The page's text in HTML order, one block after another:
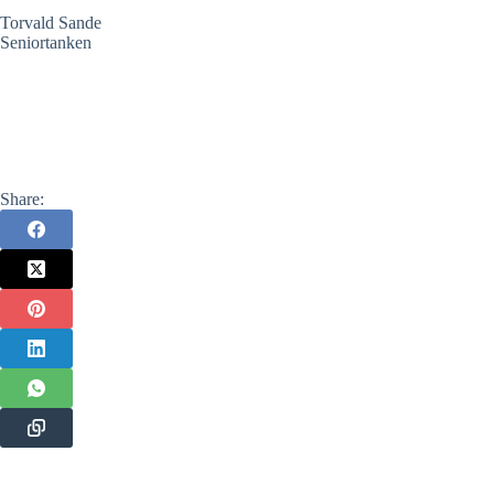
Torvald Sande
Seniortanken
Share: